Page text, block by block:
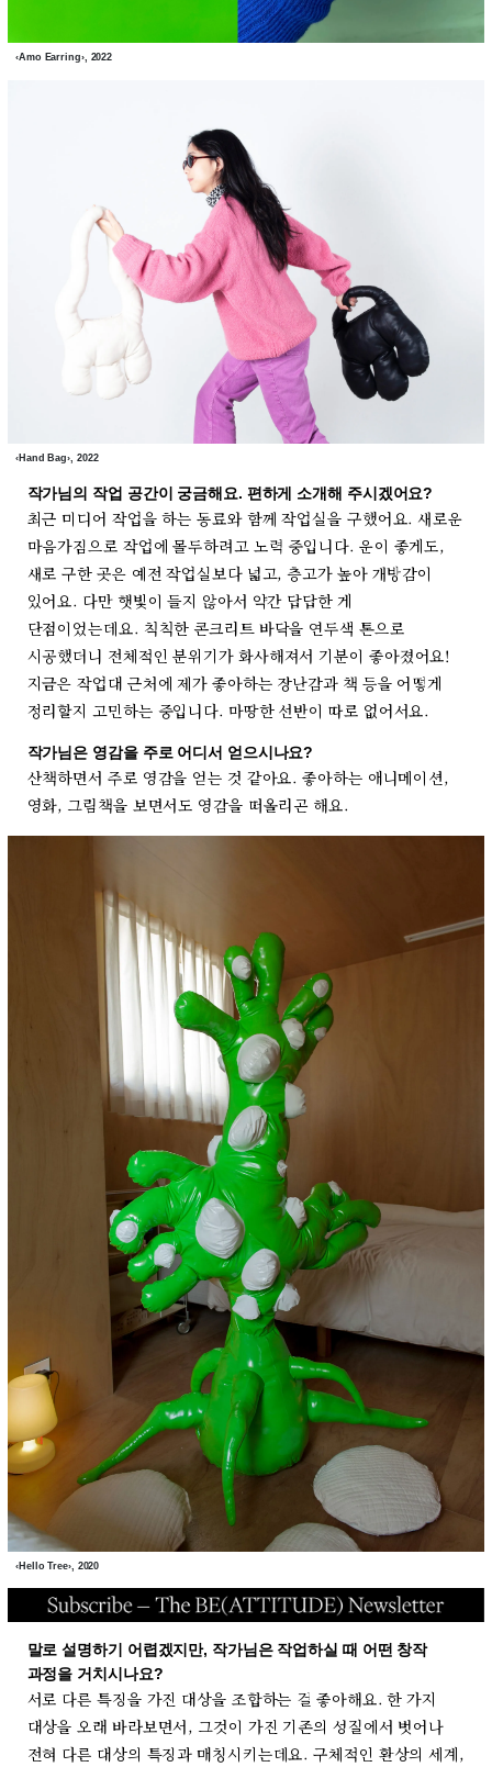
‹Amo Earring›, 2022
‹Hand Bag›, 2022
작가님의 작업 공간이 궁금해요. 편하게 소개해 주시겠어요?
최근 미디어 작업을 하는 동료와 함께 작업실을 구했어요. 새로운
마음가짐으로 작업에 몰두하려고 노력 중입니다. 운이 좋게도,
새로 구한 곳은 예전 작업실보다 넓고, 층고가 높아 개방감이
있어요. 다만 햇빛이 들지 않아서 약간 답답한 게
단점이었는데요. 칙칙한 콘크리트 바닥을 연두색 톤으로
시공했더니 전체적인 분위기가 화사해져서 기분이 좋아졌어요!
지금은 작업대 근처에 제가 좋아하는 장난감과 책 등을 어떻게
정리할지 고민하는 중입니다. 마땅한 선반이 따로 없어서요.
작가님은 영감을 주로 어디서 얻으시나요?
산책하면서 주로 영감을 얻는 것 같아요. 좋아하는 애니메이션,
영화, 그림책을 보면서도 영감을 떠올리곤 해요.
‹Hello Tree›, 2020
말로 설명하기 어렵겠지만, 작가님은 작업하실 때 어떤 창작
과정을 거치시나요?
서로 다른 특징을 가진 대상을 조합하는 걸 좋아해요. 한 가지
대상을 오래 바라보면서, 그것이 가진 기존의 성질에서 벗어나
전혀 다른 대상의 특징과 매칭시키는데요. 구체적인 환상의 세계,